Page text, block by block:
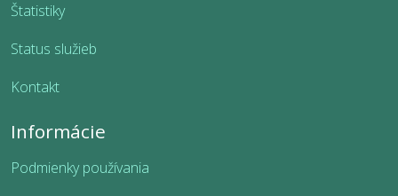
Štatistiky
Status služieb
Kontakt
Informácie
Podmienky používania